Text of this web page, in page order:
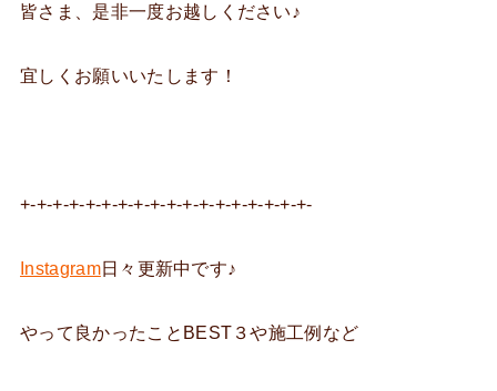
皆さま、是非一度お越しください♪
宜しくお願いいたします！
+-+-+-+-+-+-+-+-+-+-+-+-+-+-+-+-+-+-
Instagram日々更新中です♪
やって良かったことBEST３や施工例など